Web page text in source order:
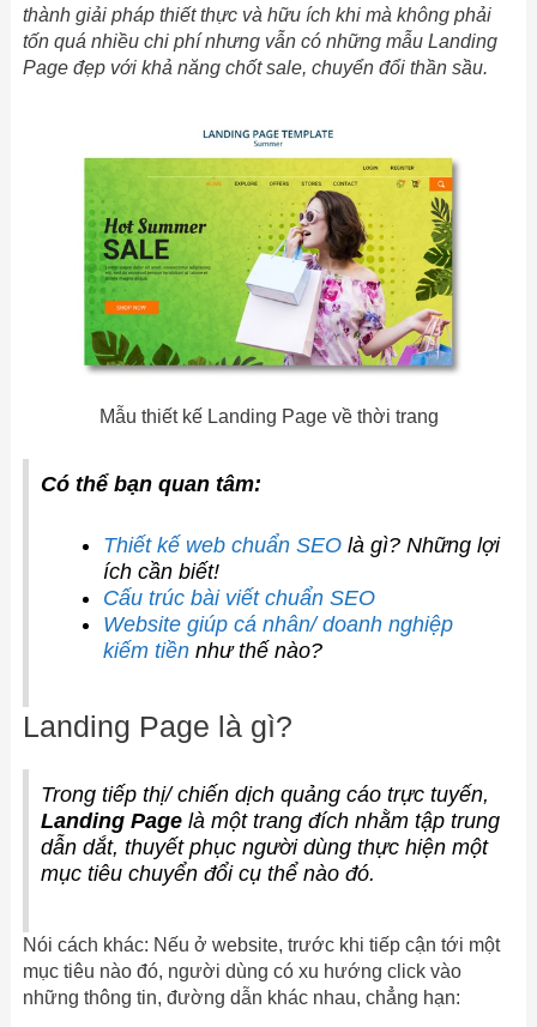
thành giải pháp thiết thực và hữu ích khi mà không phải
tốn quá nhiều chi phí nhưng vẫn có những mẫu Landing
Page đẹp với khả năng chốt sale, chuyển đổi thần sầu.
Mẫu thiết kế Landing Page về thời trang
Có thể bạn quan tâm:
Thiết kế web chuẩn SEO là gì? Những lợi
ích cần biết!
Cấu trúc bài viết chuẩn SEO
Website giúp cá nhân/ doanh nghiệp
kiếm tiền như thế nào?
Landing Page là gì?
Trong tiếp thị/ chiến dịch quảng cáo trực tuyến,
Landing Pagelà một trang đích nhằm tập trung
dẫn dắt, thuyết phục người dùng thực hiện một
mục tiêu chuyển đổi cụ thể nào đó.
Nói cách khác: Nếu ở website, trước khi tiếp cận tới một
mục tiêu nào đó, người dùng có xu hướng click vào
những thông tin, đường dẫn khác nhau, chẳng hạn: